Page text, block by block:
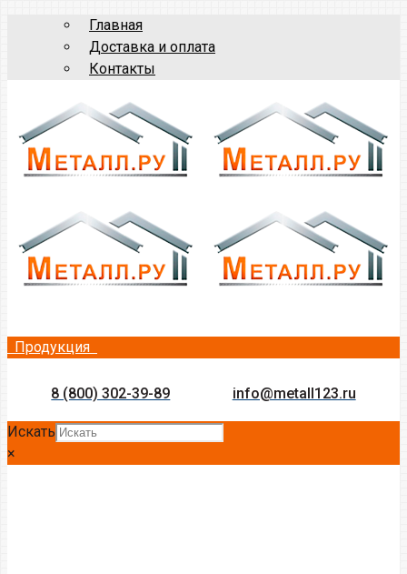
Главная
Доставка и оплата
Контакты
Продукция
8 (800) 302-39-89 info@metall123.ru
Искать
×